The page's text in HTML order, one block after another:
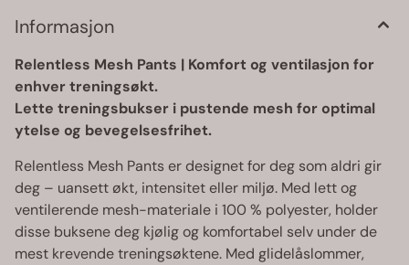
Informasjon
Relentless Mesh Pants | Komfort og ventilasjon for
enhver treningsøkt.
Lette treningsbukser i pustende mesh for optimal
ytelse og bevegelsesfrihet.
Relentless Mesh Pants er designet for deg som aldri gir
deg – uansett økt, intensitet eller miljø. Med lett og
ventilerende mesh-materiale i 100 % polyester, holder
disse buksene deg kjølig og komfortabel selv under de
mest krevende treningsøktene. Med glidelåslommer,